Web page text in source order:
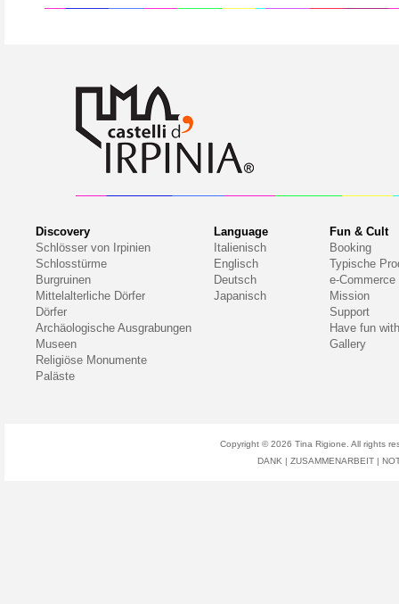
Discovery
Schlösser von Irpinien
Schlosstürme
Burgruinen
Mittelalterliche Dörfer
Dörfer
Archäologische Ausgrabungen
Museen
Religiöse Monumente
Paläste
Language
Italienisch
Englisch
Deutsch
Japanisch
Fun & Cult
Booking
Typische
e-Commerce
Mission
Support
Have fun
Gallery
Copyright © 2026 Tina Rigione . All rights
DANK | ZUSAMMENARBEIT|